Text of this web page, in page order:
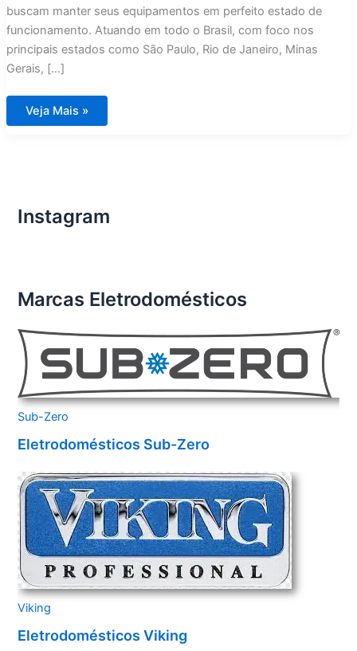
buscam manter seus equipamentos em perfeito estado de
funcionamento. Atuando em todo o Brasil, com foco nos
principais estados como São Paulo, Rio de Janeiro, Minas
Gerais, […]
Assistência
Técnica
Veja Mais »
Instagram
Marcas Eletrodomésticos
Sub-Zero
Eletrodomésticos Sub-Zero
Viking
Eletrodomésticos Viking